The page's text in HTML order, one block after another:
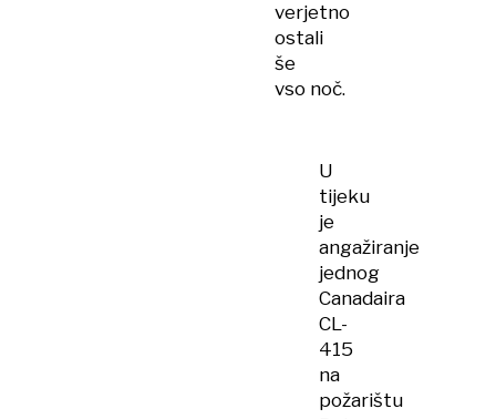
verjetno
ostali
še
vso noč.
U
tijeku
je
angažiranje
jednog
Canadaira
CL-
415
na
požarištu